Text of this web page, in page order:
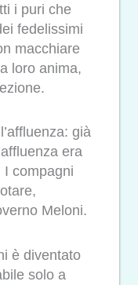
i puri che
fedelissimi
macchiare
loro anima,
già
era
I compagni
Meloni.
è diventato
solo a